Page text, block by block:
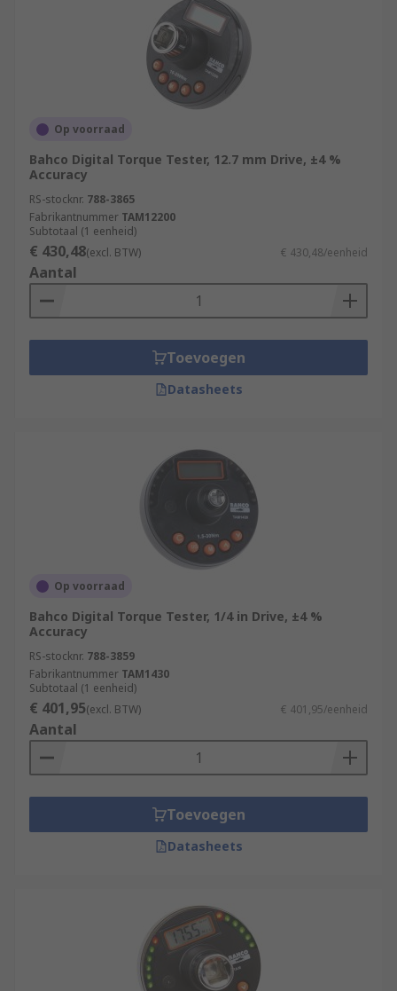
Op voorraad
Bahco Digital Torque Tester, 12.7 mm Drive, ±4 %
Accuracy
RS-stocknr. 788-3865
Fabrikantnummer TAM12200
Subtotaal (1 eenheid)
€ 430,48(excl. BTW) € 430,48/eenheid
Aantal
Toevoegen
Datasheets
Op voorraad
Bahco Digital Torque Tester, 1/4 in Drive, ±4 %
Accuracy
RS-stocknr. 788-3859
Fabrikantnummer TAM1430
Subtotaal (1 eenheid)
€ 401,95(excl. BTW) € 401,95/eenheid
Aantal
Toevoegen
Datasheets